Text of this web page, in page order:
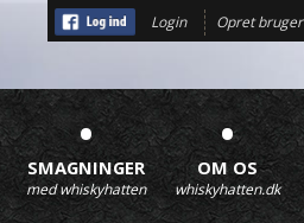
Login Opret bruger
•
SMAGNINGER
med whiskyhatten
•
OM OS
whiskyhatten.dk